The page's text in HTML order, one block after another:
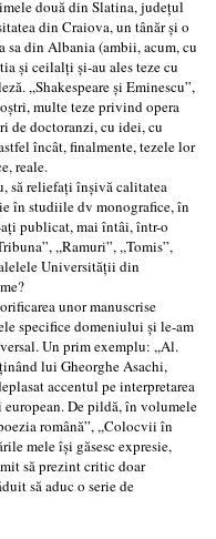
două din Slatina, judeţul
din Craiova, un tânăr şi o
sa din Albania (ambii, acum, cu
şi ceilalţi şi-au ales teze cu
,,Shakespeare şi Eminescu”,
multe teze privind opera
de doctoranzi, cu idei, cu
încât, finalmente, tezele lor
reale.
să reliefaţi înşivă calitatea
în studiile dv monografice, în
aţi publicat, mai întâi, într-o
,,Ramuri”, ,,Tomis”,
Universităţii din
unor manuscrise
specifice domeniului şi le-am
Un prim exemplu: ,,Al.
lui Gheorghe Asachi,
accentul pe interpretarea
De pildă, în volumele
română”, ,,Colocvii în
mele îşi găsesc expresie,
să prezint critic doar
să aduc o serie de